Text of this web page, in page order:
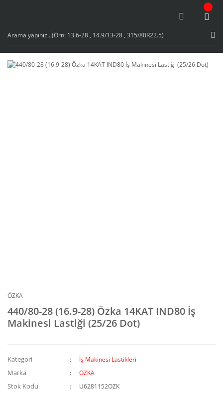
ÖZKA
440/80-28 (16.9-28) Özka 14KAT IND80 İş
Makinesi Lastiği (25/26 Dot)
Kategori İş Makinesi Lastikleri
Marka ÖZKA
Stok Kodu U6281152OZK